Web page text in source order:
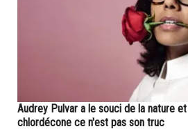
Audrey Pulvar a le souci de la nature
chlordécone ce n'est pas son truc